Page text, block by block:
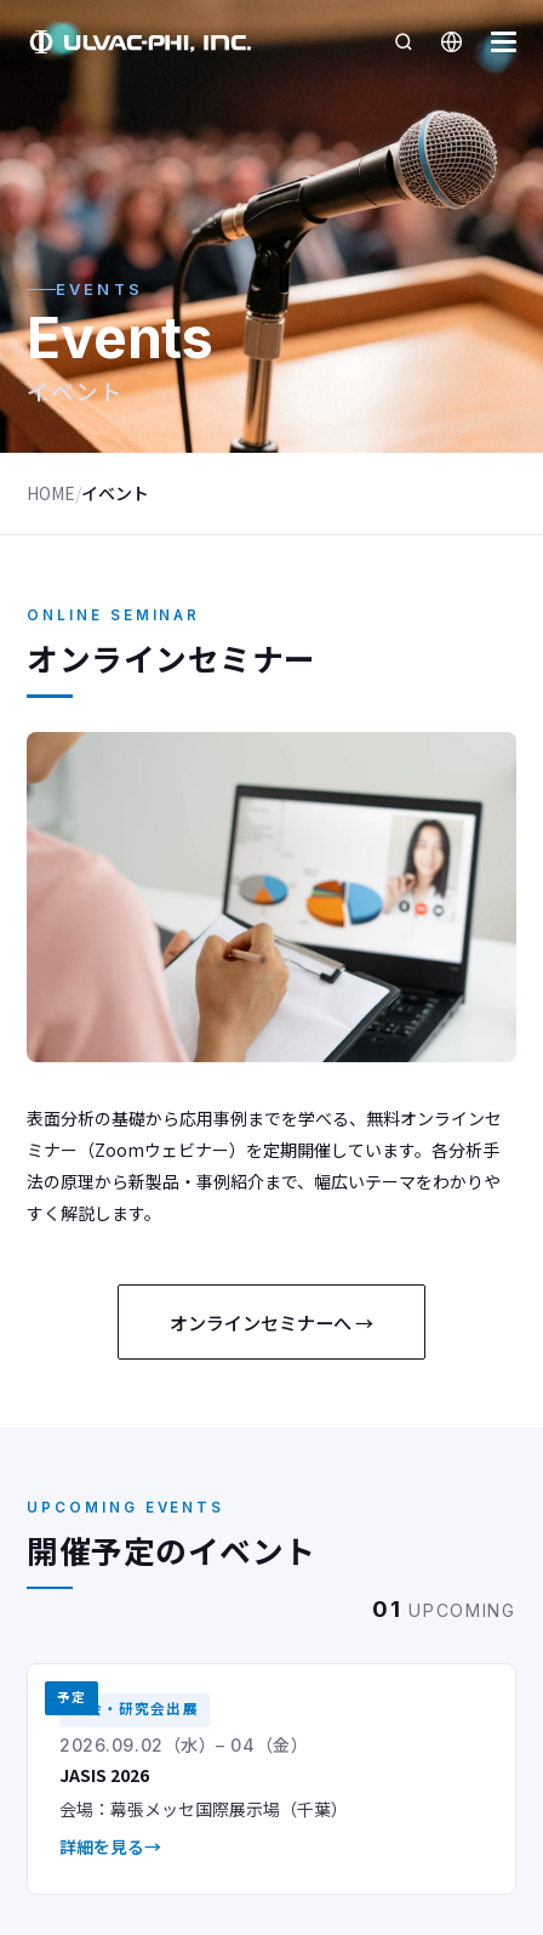
EVENTS
Events
イベント
HOME/イベント
ONLINE SEMINAR
オンラインセミナー
表面分析の基礎から応用事例までを学べる、無料オンラインセ
ミナー（Zoomウェビナー）を定期開催しています。各分析手
法の原理から新製品・事例紹介まで、幅広いテーマをわかりや
すく解説します。
オンラインセミナーへ →
UPCOMING EVENTS
開催予定のイベント
01 UPCOMING
予定
学会・研究会出展
2026.09.02（水）– 04（金）
JASIS 2026
会場：幕張メッセ国際展示場（千葉）
詳細を見る